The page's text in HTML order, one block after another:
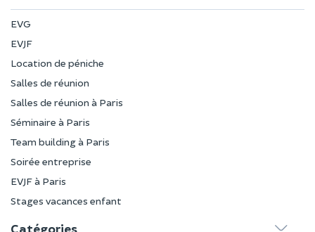
EVG
EVJF
Location de péniche
Salles de réunion
Salles de réunion à Paris
Séminaire à Paris
Team building à Paris
Soirée entreprise
EVJF à Paris
Stages vacances enfant
Catégories